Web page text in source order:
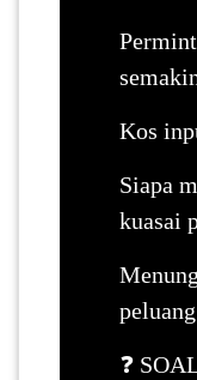
Kos
Siapa
kuasai
❓